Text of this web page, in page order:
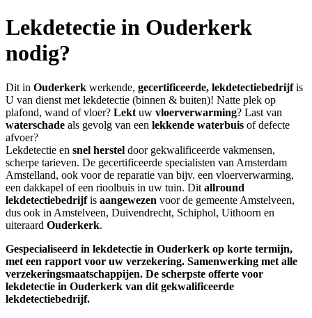
Lekdetectie in Ouderkerk
nodig?
Dit in Ouderkerk werkende, gecertificeerde, lekdetectiebedrijfis
U van dienst met lekdetectie (binnen & buiten)! Natte plek op
plafond, wand of vloer? Lekt uw vloerverwarming? Last van
waterschade als gevolg van een lekkende waterbuis of defecte
afvoer?
Lekdetectie en snel herstel door gekwalificeerde vakmensen,
scherpe tarieven. De gecertificeerde specialisten van Amsterdam
Amstelland, ook voor de reparatie van bijv. een vloerverwarming,
een dakkapel of een rioolbuis in uw tuin. Dit allround
lekdetectiebedrijfis aangewezen voor de gemeente Amstelveen,
dus ook in Amstelveen, Duivendrecht, Schiphol, Uithoorn en
uiteraard Ouderkerk.
Gespecialiseerd in lekdetectie in Ouderkerk op korte termijn,
met een rapport voor uw verzekering. Samenwerking met alle
verzekeringsmaatschappijen. De scherpste offerte voor
lekdetectie in Ouderkerk van dit gekwalificeerde
lekdetectiebedrijf.